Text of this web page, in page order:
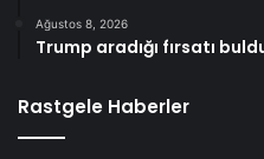
Ağustos 8, 2026
Trump aradığı fırsatı
Rastgele Haberler